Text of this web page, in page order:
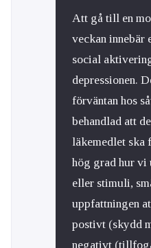
Att gå till en
veckan innebär
social
depressionen.
förväntan hos
behandlad att
läkemedlet ska
hög grad hur vi
eller stimuli,
uppfattningen
postivt (skydd
negativt